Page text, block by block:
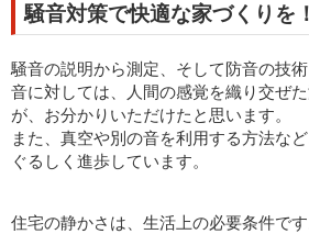
騒音対策で快適な家づくりを！
騒音の説明から測定、そして防音の技術
音に対しては、人間の感覚を織り交ぜ
が、お分かりいただけたと思います。
また、真空や別の音を利用する方法な
ぐるしく進歩しています。
住宅の静かさは、生活上の必要条件です